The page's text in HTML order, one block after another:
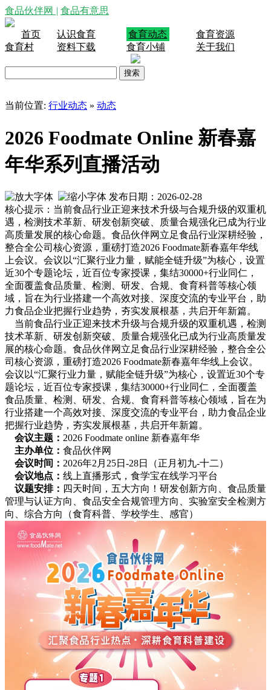
食品伙伴网 | 食品有意思
首页 认识食育 食育动态
食育资源
食育村
资料下载 食育小铺 关于我们
当前位置: 行业动态 » 动态
2026 Foodmate Online 新春嘉
年华系列直播活动
发布日期：2026-02-28
核心提示：当前食品行业正迎来技术升级与合规升级的双重机
遇，检测技术革新、研发创新突破、质量合规强化已成为行业
高质量发展的核心命题。食品伙伴网立足食品行业深耕经验，
整合全公司核心资源，重磅打造2026 Foodmate新春嘉年华线
上会议。会议以“汇聚行业力量，赋能全链升级”为核心，设置
近30个专题论坛，近百位专家授课，集结30000+行业同仁，
全面覆盖食品质量、检测、研发、合规、食育科普等核心领
域，旨在为行业搭建一个高效对接、深度交流的专业平台，助
力食品企业把握行业趋势，夯实发展根基，共启开年新篇。
当前食品行业正迎来技术升级与合规升级的双重机遇，检测
技术革新、研发创新突破、质量合规强化已成为行业高质量发
展的核心命题。食品伙伴网立足食品行业深耕经验，整合全公
司核心资源，重磅打造2026 Foodmate新春嘉年华线上会议。
会议以“汇聚行业力量，赋能全链升级”为核心，设置近30个专
题论坛，近百位专家授课，集结30000+行业同仁，全面覆盖
食品质量、检测、研发、合规、食育科普等核心领域，旨在为
行业搭建一个高效对接、深度交流的专业平台，助力食品企业
把握行业趋势，夯实发展根基，共启开年新篇。
会议主题： 2026 Foodmate online 新春嘉年华
主办单位： 食品伙伴网
会议时间： 2026年2月25日-28日（正月初九-十二）
会议地点： 线上直播形式，食学宝在线学习平台
议题安排： 四天时间，五大方向！研发创新方向、 食品质量
管理与认证方向、 食品安全合规管理方向、 实验室安全检测方
向、 综合方向（食育科普、学校学生、感官）